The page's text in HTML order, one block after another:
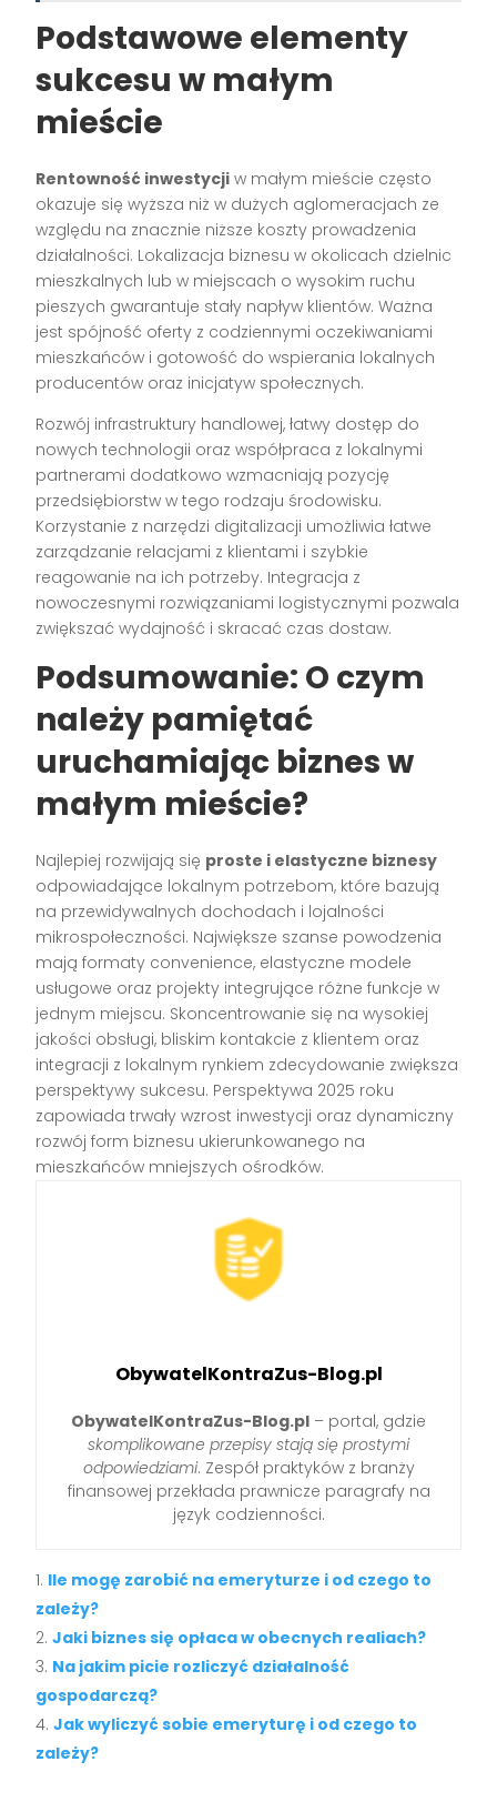
Podstawowe elementy
sukcesu w małym
mieście
Rentowność inwestycji w małym mieście często
okazuje się wyższa niż w dużych aglomeracjach ze
względu na znacznie niższe koszty prowadzenia
działalności. Lokalizacja biznesu w okolicach dzielnic
mieszkalnych lub w miejscach o wysokim ruchu
pieszych gwarantuje stały napływ klientów. Ważna
jest spójność oferty z codziennymi oczekiwaniami
mieszkańców i gotowość do wspierania lokalnych
producentów oraz inicjatyw społecznych.
Rozwój infrastruktury handlowej, łatwy dostęp do
nowych technologii oraz współpraca z lokalnymi
partnerami dodatkowo wzmacniają pozycję
przedsiębiorstw w tego rodzaju środowisku.
Korzystanie z narzędzi digitalizacji umożliwia łatwe
zarządzanie relacjami z klientami i szybkie
reagowanie na ich potrzeby. Integracja z
nowoczesnymi rozwiązaniami logistycznymi pozwala
zwiększać wydajność i skracać czas dostaw.
Podsumowanie: O czym
należy pamiętać
uruchamiając biznes w
małym mieście?
Najlepiej rozwijają się proste i elastyczne biznesy
odpowiadające lokalnym potrzebom, które bazują
na przewidywalnych dochodach i lojalności
mikrospołeczności. Największe szanse powodzenia
mają formaty convenience, elastyczne modele
usługowe oraz projekty integrujące różne funkcje w
jednym miejscu. Skoncentrowanie się na wysokiej
jakości obsługi, bliskim kontakcie z klientem oraz
integracji z lokalnym rynkiem zdecydowanie zwiększa
perspektywy sukcesu. Perspektywa 2025 roku
zapowiada trwały wzrost inwestycji oraz dynamiczny
rozwój form biznesu ukierunkowanego na
mieszkańców mniejszych ośrodków.
ObywatelKontraZus-Blog.pl
ObywatelKontraZus-Blog.pl – portal, gdzie
skomplikowane przepisy stają się prostymi
odpowiedziami. Zespół praktyków z branży
finansowej przekłada prawnicze paragrafy na
język codzienności.
Ile mogę zarobić na emeryturze i od czego to
zależy?
Jaki biznes się opłaca w obecnych realiach?
Na jakim picie rozliczyć działalność
gospodarczą?
Jak wyliczyć sobie emeryturę i od czego to
zależy?